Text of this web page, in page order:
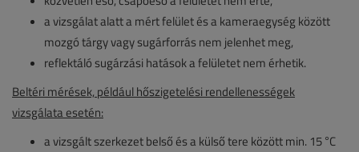
a vizsgálat alatt a mért felület és a kameraegység között
mozgó tárgy vagy sugárforrás nem jelenhet meg,
reflektáló sugárzási hatások a felületet nem érhetik.
Beltéri mérések, például hőszigetelési rendellenességek
vizsgálata esetén:
a vizsgált szerkezet belső és a külső tere között min. 15 °C